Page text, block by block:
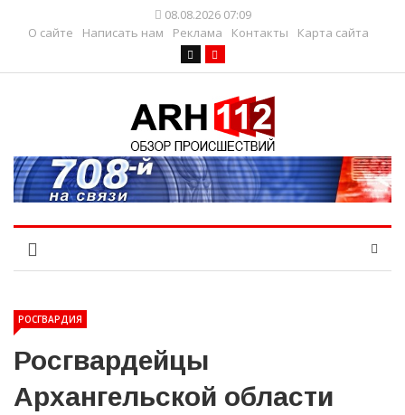
08.08.2026 07:09
О сайте
Написать нам Реклама Контакты Карта сайта
РОСГВАРДИЯ
Росгвардейцы
Архангельской области